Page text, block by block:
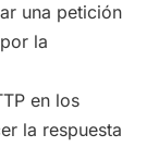
una petición
la
en los
la respuesta